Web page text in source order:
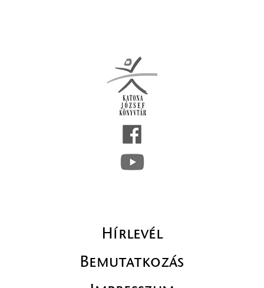
Hírlevél
Bemutatkozás